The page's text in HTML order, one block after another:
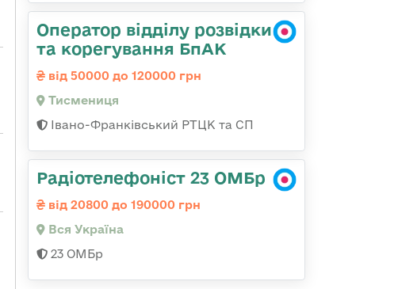
Оператор відділу розвідки
та корегування БпАК
від 50000 до 120000 грн
Тисмениця
Івано-Франківський РТЦК та СП
Радіотелефоніст 23 ОМБр
від 20800 до 190000 грн
Вся Україна
23 ОМБр